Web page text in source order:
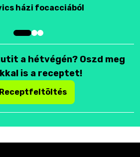
házi focacciából
a hétvégén? Oszd meg
is a receptet!